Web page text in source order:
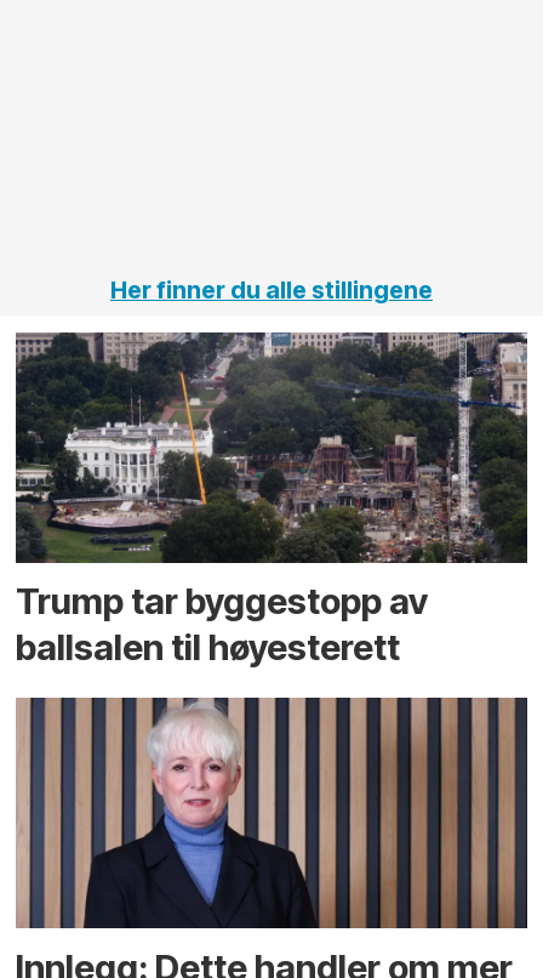
Her finner du alle stillingene
Trump tar byggestopp av
ballsalen til høyesterett
Innlegg: Dette handler om mer